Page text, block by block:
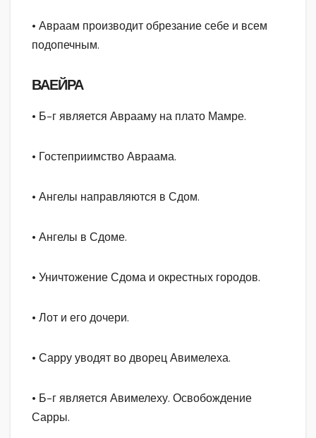
• Авраам производит обрезание себе и всем
подопечным.
ВАЕЙРА
• Б-г является Аврааму на плато Мамре.
• Гостеприимство Авраама.
• Ангелы направляются в Сдом.
• Ангелы в Сдоме.
• Уничтожение Сдома и окрестных городов.
• Лот и его дочери.
• Сарру уводят во дворец Авимелеха.
• Б-г является Авимелеху. Освобождение
Сарры.